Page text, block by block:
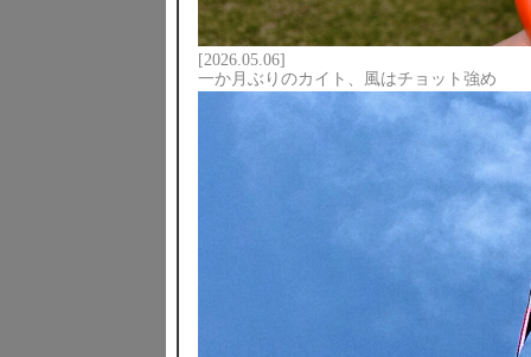
[2026.05.06]
一か月ぶりのカイト、風はチョット強め